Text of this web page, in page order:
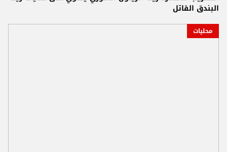
البندق القاتل
محليات